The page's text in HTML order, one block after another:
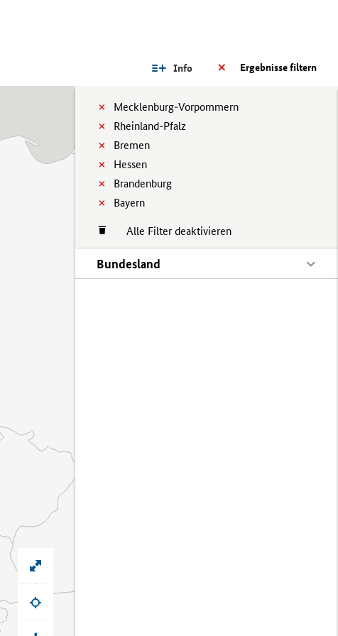
Ergebnisse filtern
Info
Mecklenburg-Vorpommern
Rheinland-Pfalz
Bremen
Hessen
Brandenburg
Bayern
Alle Filter deaktivieren
Bundesland